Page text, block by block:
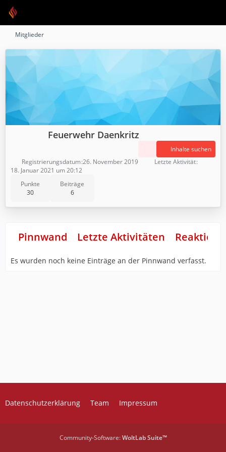
Mitglieder
Feuerwehr Daenkritz
Punkte
30
Beiträge
6
Inhalte suchen
Registrierungsdatum 26. November 2019
Letzte Aktivität
18. Januar 2021 um 20:12
Pinnwand Letzte Aktivitäten
Es wurden noch keine Einträge an der Pinnwand verfasst.
Datenschutzerklärung Team Impressum
Community-Software:WoltLab Suite™